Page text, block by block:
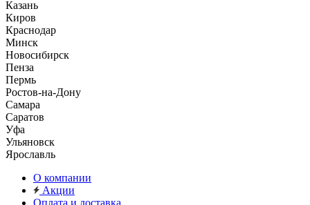
Казань
Киров
Краснодар
Минск
Новосибирск
Пенза
Пермь
Ростов-на-Дону
Самара
Саратов
Уфа
Ульяновск
Ярославль
О компании
Акции
Оплата и доставка